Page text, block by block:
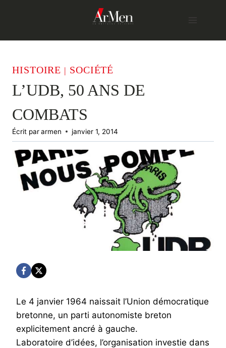
HISTOIRE | SOCIÉTÉ
L’UDB, 50 ANS DE
COMBATS
Écrit pararmen janvier 1, 2014
Le 4 janvier 1964 naissait l’Union démocratique
bretonne, un parti autonomiste breton
explicitement ancré à gauche.
Laboratoire d’idées, l’organisation investie dans